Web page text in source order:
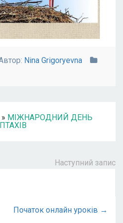
Nina Grigoryevna
» МІЖНАРОДНИЙ ДЕНЬ
ПТАХІВ
Наступний запис
Початок онлайн уроків →